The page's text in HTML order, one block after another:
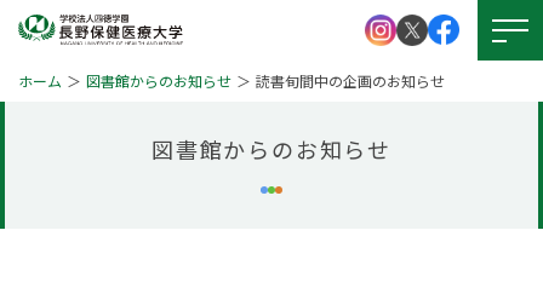
ホーム 図書館からのお知らせ 読書旬間中の企画のお知らせ
図書館からのお知らせ